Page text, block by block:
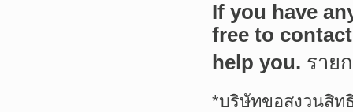
If you have
free to
help you. ราย
*บริษัทขอสงวนสิท